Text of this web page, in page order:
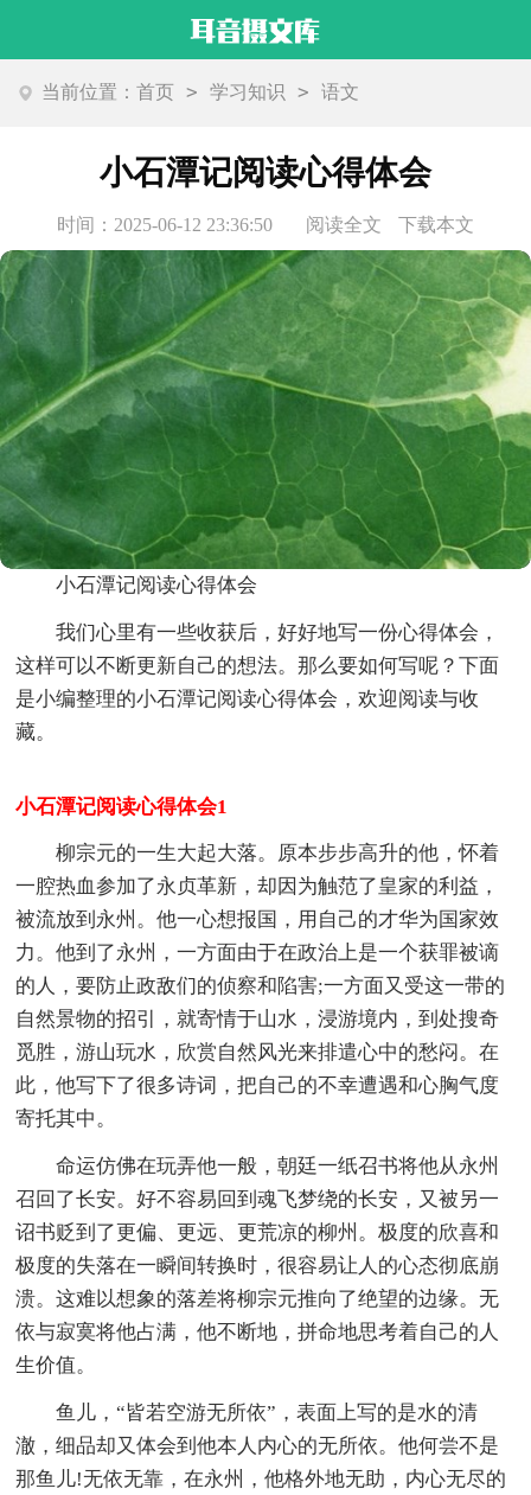
当前位置：首页 > 学习知识 > 语文
小石潭记阅读心得体会
时间：2025-06-12 23:36:50 阅读全文 下载本文
小石潭记阅读心得体会
我们心里有一些收获后，好好地写一份心得体会，
这样可以不断更新自己的想法。那么要如何写呢？下面
是小编整理的小石潭记阅读心得体会，欢迎阅读与收
藏。
小石潭记阅读心得体会1
柳宗元的一生大起大落。原本步步高升的他，怀着
一腔热血参加了永贞革新，却因为触范了皇家的利益，
被流放到永州。他一心想报国，用自己的才华为国家效
力。他到了永州，一方面由于在政治上是一个获罪被谪
的人，要防止政敌们的侦察和陷害;一方面又受这一带的
自然景物的招引，就寄情于山水，浸游境内，到处搜奇
觅胜，游山玩水，欣赏自然风光来排遣心中的愁闷。在
此，他写下了很多诗词，把自己的不幸遭遇和心胸气度
寄托其中。
命运仿佛在玩弄他一般，朝廷一纸召书将他从永州
召回了长安。好不容易回到魂飞梦绕的长安，又被另一
诏书贬到了更偏、更远、更荒凉的柳州。极度的欣喜和
极度的失落在一瞬间转换时，很容易让人的心态彻底崩
溃。这难以想象的落差将柳宗元推向了绝望的边缘。无
依与寂寞将他占满，他不断地，拼命地思考着自己的人
生价值。
鱼儿，“皆若空游无所依”，表面上写的是水的清
澈，细品却又体会到他本人内心的无所依。他何尝不是
那鱼儿!无依无靠，在永州，他格外地无助，内心无尽的